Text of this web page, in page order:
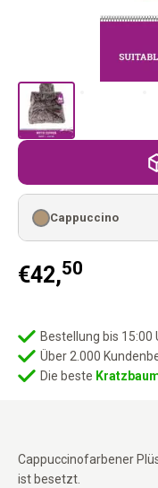
Cappuccinofarbener
ist besetzt.
€42,50
Cappuccino
Bestellung bis 15:00
Über 2.000
Die beste